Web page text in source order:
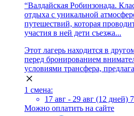
“Валдайская Робинзонада.
отдыха с уникальной
путешествий, которая
участия в ней дети съезжа...
Этот лагерь находится в
перед бронированием
условиями трансфера,
1 смена:
17 авг - 29 авг (12 дней)
Можно оплатить на сайте